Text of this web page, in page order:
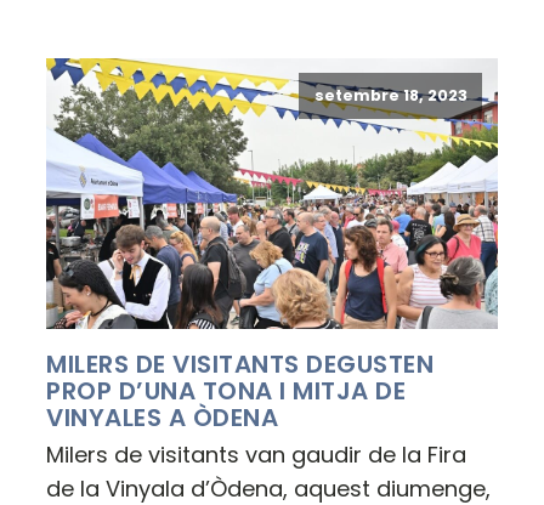
setembre 18, 2023
MILERS DE VISITANTS DEGUSTEN
PROP D’UNA TONA I MITJA DE
VINYALES A ÒDENA
Milers de visitants van gaudir de la Fira
de la Vinyala d’Òdena, aquest diumenge,